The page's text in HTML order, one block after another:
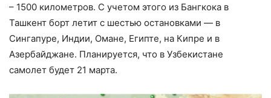
– 1500 километров. С учетом этого из Бангкока в
Ташкент борт летит с шестью остановками — в
Сингапуре, Индии, Омане, Египте, на Кипре и в
Азербайджане. Планируется, что в Узбекистане
самолет будет 21 марта.